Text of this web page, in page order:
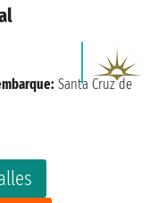
Santa Cruz de